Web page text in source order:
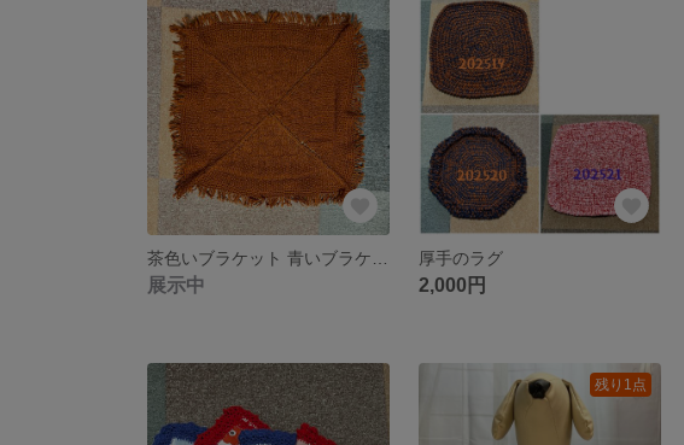
展示中
厚手のラグ
2,000円
残り1点